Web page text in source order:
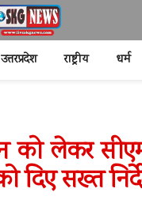
उत्तरप्रदेश राष्ट्रीय धर्म
को लेकर
दिए सख्त